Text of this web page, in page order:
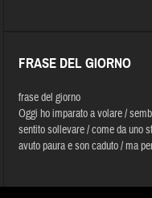
FRASE DEL GIORNO
frase del giorno
Oggi ho imparato a volare /
sentito sollevare / come da uno
avuto paura e son caduto / ma